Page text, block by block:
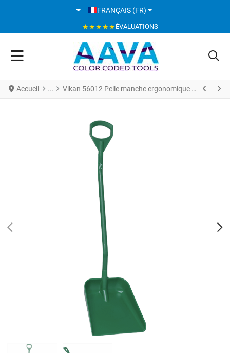
SÉLECTIONNEZ VOTRE LANGUE
FRANÇAIS (FR)
★★★★★ÉVALUATIONS
Accueil Vikan 56012 Pelle manche ergonomique 380 x 340 x 90 mm 1310 mm Vert